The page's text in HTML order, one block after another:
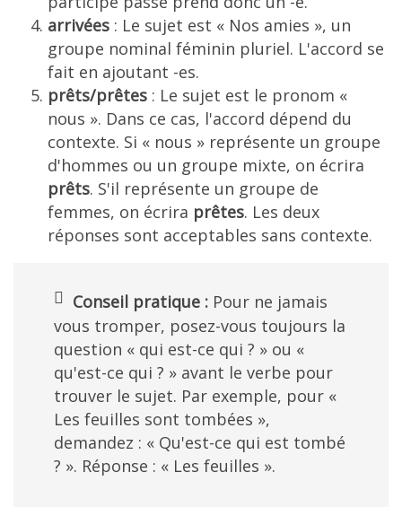
arrivées : Le sujet est « Nos amies », un
groupe nominal féminin pluriel. L'accord se
fait en ajoutant -es.
prêts/prêtes : Le sujet est le pronom «
nous ». Dans ce cas, l'accord dépend du
contexte. Si « nous » représente un groupe
d'hommes ou un groupe mixte, on écrira
prêts. S'il représente un groupe de
femmes, on écrira prêtes. Les deux
réponses sont acceptables sans contexte.
Conseil pratique : Pour ne jamais
vous tromper, posez-vous toujours la
question « qui est-ce qui ? » ou «
qu'est-ce qui ? » avant le verbe pour
trouver le sujet. Par exemple, pour «
Les feuilles sont tombées »,
demandez : « Qu'est-ce qui est tombé
? ». Réponse : « Les feuilles ».